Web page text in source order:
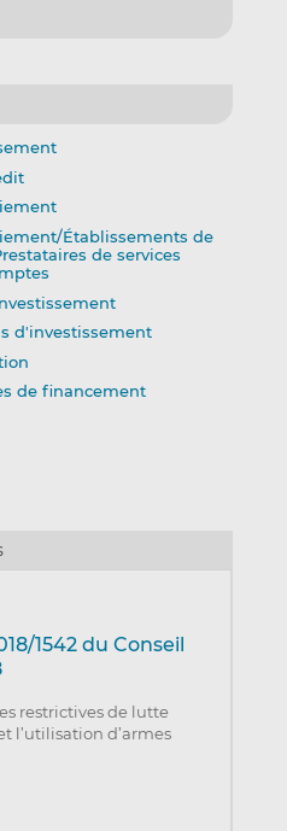
Établissements de
de services
d'investissement
de financement
1542 du Conseil
restrictives de lutte
l’utilisation d’armes